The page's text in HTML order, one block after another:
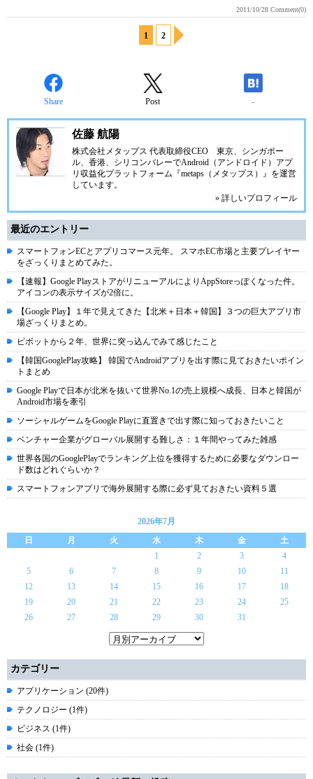
2011/10/28 Comment(0)
1 2
Share Post -
佐藤 航陽
株式会社メタップス 代表取締役CEO 東京、シンガポー
ル、香港、シリコンバレーでAndroid（アンドロイド）アプ
リ収益化プラットフォーム『metaps（メタップス） 』を運営
しています。
» 詳しいプロフィール
最近のエントリー
スマートフォンECとアプリコマース元年。 スマホEC市場と主要プレイヤー
をざっくりまとめてみた。
【速報】Google PlayストアがリニューアルによりAppStoreっぽくなった件。
アイコンの表示サイズが2倍に。
【Google Play】１年で見えてきた【北米＋日本＋韓国】３つの巨大アプリ市
場ざっくりまとめ。
ピボットから２年、世界に突っ込んでみて感じたこと
【韓国GooglePlay攻略】 韓国でAndroidアプリを出す際に見ておきたいポイン
トまとめ
Google Playで日本が北米を抜いて世界No.1の売上規模へ成長、日本と韓国が
Android市場を牽引
ソーシャルゲームをGoogle Playに直置きで出す際に知っておきたいこと
ベンチャー企業がグローバル展開する難しさ：１年間やってみた雑感
世界各国のGooglePlayでランキング上位を獲得するために必要なダウンロー
ド数はどれぐらいか？
スマートフォンアプリで海外展開する際に必ず見ておきたい資料５選
2026年7月
日
月 火 水 木 金
土
1
2 3
4
5
6 7 8 9 10
11
12
13 14 15 16 17
18
19
20 21 22 23 24
25
26
27 28 29 30 31
カテゴリー
アプリケーション (20件)
テクノロジー (1件)
ビジネス (1件)
社会 (1件)